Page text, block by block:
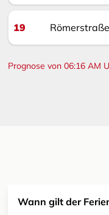
19 Römerstraße
Prognose von 06:16 AM
Wann gilt der